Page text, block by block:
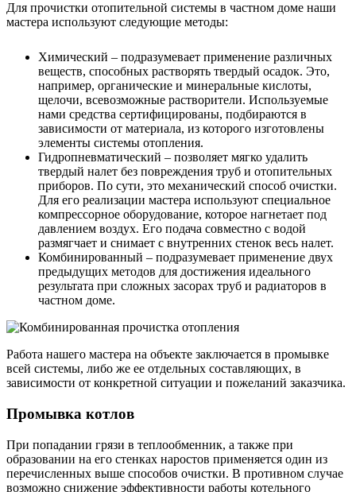
Для прочистки отопительной системы в частном доме наши
мастера используют следующие методы:
Химический – подразумевает применение различных
веществ, способных растворять твердый осадок. Это,
например, органические и минеральные кислоты,
щелочи, всевозможные растворители. Используемые
нами средства сертифицированы, подбираются в
зависимости от материала, из которого изготовлены
элементы системы отопления.
Гидропневматический – позволяет мягко удалить
твердый налет без повреждения труб и отопительных
приборов. По сути, это механический способ очистки.
Для его реализации мастера используют специальное
компрессорное оборудование, которое нагнетает под
давлением воздух. Его подача совместно с водой
размягчает и снимает с внутренних стенок весь налет.
Комбинированный – подразумевает применение двух
предыдущих методов для достижения идеального
результата при сложных засорах труб и радиаторов в
частном доме.
Работа нашего мастера на объекте заключается в промывке
всей системы, либо же ее отдельных составляющих, в
зависимости от конкретной ситуации и пожеланий заказчика.
Промывка котлов
При попадании грязи в теплообменник, а также при
образовании на его стенках наростов применяется один из
перечисленных выше способов очистки. В противном случае
возможно снижение эффективности работы котельного